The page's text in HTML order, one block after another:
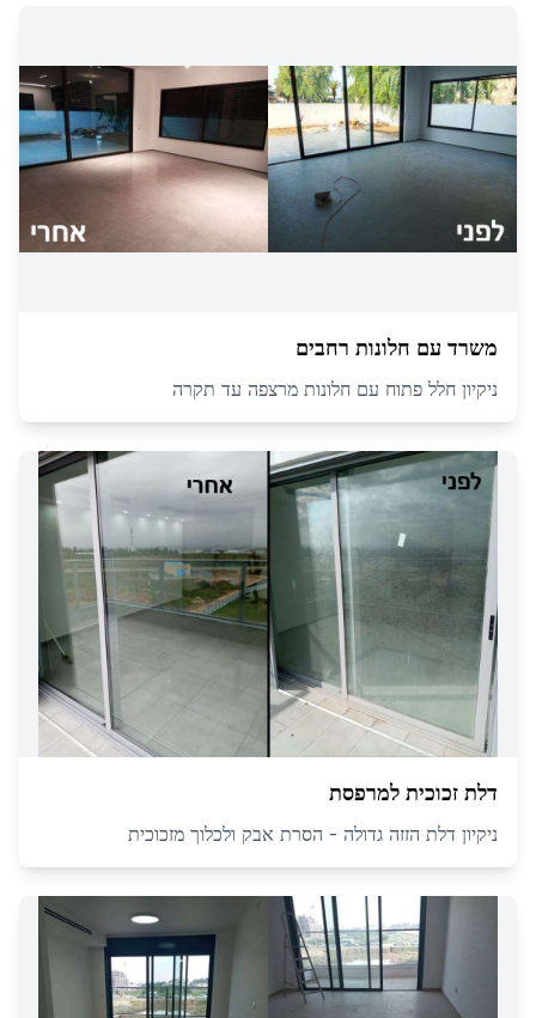
משרד עם חלונות רחבים
ניקיון חלל פתוח עם חלונות מרצפה עד תקרה
דלת זכוכית למרפסת
ניקיון דלת הזזה גדולה - הסרת אבק ולכלוך מזכוכית